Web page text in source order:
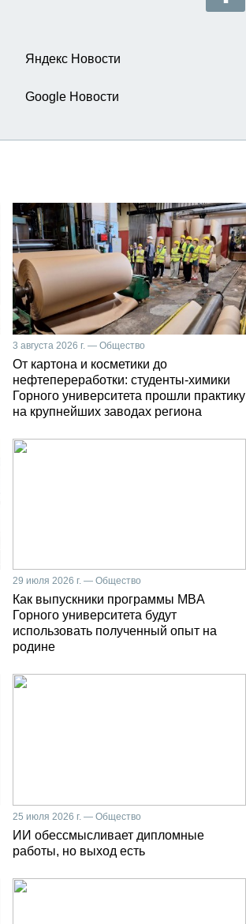
Яндекс Новости
Google Новости
3 августа 2026 г. — Общество
От картона и косметики до
нефтепереработки: студенты-химики
Горного университета прошли практику
на крупнейших заводах региона
29 июля 2026 г. — Общество
Как выпускники программы MBA
Горного университета будут
использовать полученный опыт на
родине
25 июля 2026 г. — Общество
ИИ обессмысливает дипломные
работы, но выход есть